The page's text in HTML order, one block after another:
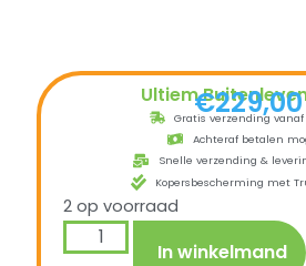
Ultiem€229,00
Gratis verzending
Achteraf betalen
Snelle verzending &
Kopersbescherming met
2 op voorraad
In winkelmand